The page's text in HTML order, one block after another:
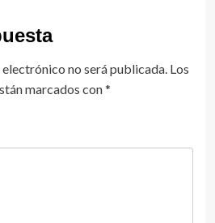
no será publicada. Los
marcados con*